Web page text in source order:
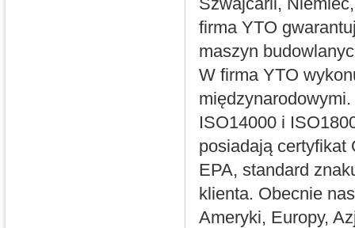
Szwajcarii,
firma YTO
maszyn
W firma YTO
ISO14000 i
posiadają certyfikat
EPA, standard
klienta. Obecnie
Ameryki, Europy,